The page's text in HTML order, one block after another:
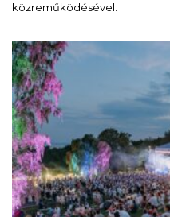
közreműködésével.